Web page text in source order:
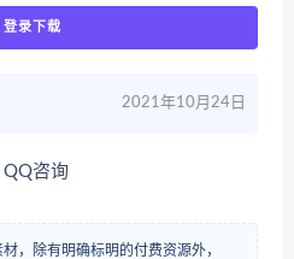
登录下载
2021年10月24日
咨询
，除有明确标明的付费资源外，